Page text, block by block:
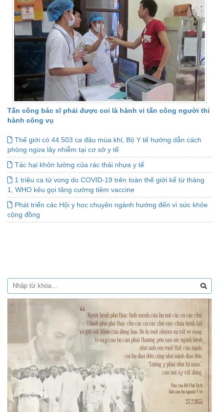
Tấn công bác sĩ phải được coi là hành vi tấn công người thi
hành công vụ
Thế giới có 44.503 ca đậu mùa khỉ, Bộ Y tế hướng dẫn cách
phòng ngừa lây nhiễm tại cơ sở y tế
Tác hại khôn lường của rác thải nhựa y tế
1 triệu ca tử vong do COVID-19 trên toàn thế giới kể từ tháng
1, WHO kêu gọi tăng cường tiêm vaccine
Phát triển các Hội y học chuyên ngành hướng đến vì sức khỏe
cộng đồng